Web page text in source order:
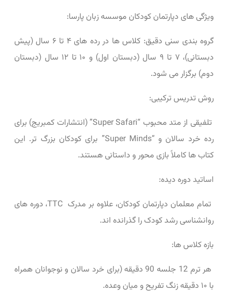
ویژگی ‌های دپارتمان کودکان موسسه زبان پارسا:
گروه ‌بندی سنی دقیق: کلاس‌ ها در رده‌ های ۴ تا ۶ سال (پیش
‌دبستانی)، ۷ تا ۹ سال (دبستان اول) و ۱۰ تا ۱۲ سال (دبستان
دوم) برگزار می ‌شود.
روش تدریس ترکیبی:
تلفیقی از متد محبوب “Super Safari” (انتشارات کمبریج) برای
رده خرد سالان و “Super Minds” برای کودکان بزرگ تر. این
کتاب‌ ها کاملاً بازی ‌محور و داستانی هستند.
اساتید دوره‌ دیده:
تمام معلمان دپارتمان کودکان، علاوه بر مدرک TTC، دوره‌ های
روانشناسی رشد کودک را گذرانده‌ اند.
بازه کلاس ‌ها:
هر ترم 12 جلسه 90 دقیقه (برای خرد سالان و نوجوانان همراه
با ۱۰ دقیقه زنگ تفریح و میان ‌وعده.